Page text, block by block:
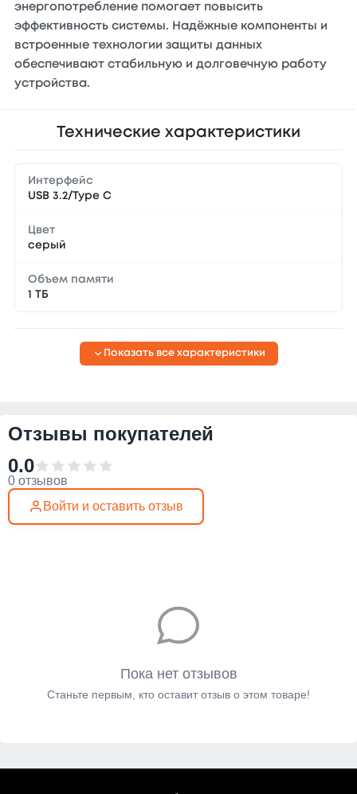
энергопотребление помогает повысить
эффективность системы. Надёжные компоненты и
встроенные технологии защиты данных
обеспечивают стабильную и долговечную работу
устройства.
Технические характеристики
Интерфейс
USB 3.2/Type C
Цвет
серый
Объем памяти
1 ТБ
Показать все характеристики
Отзывы покупателей
0.0
0 отзывов
Войти и оставить отзыв
Пока нет отзывов
Станьте первым, кто оставит отзыв о этом товаре!